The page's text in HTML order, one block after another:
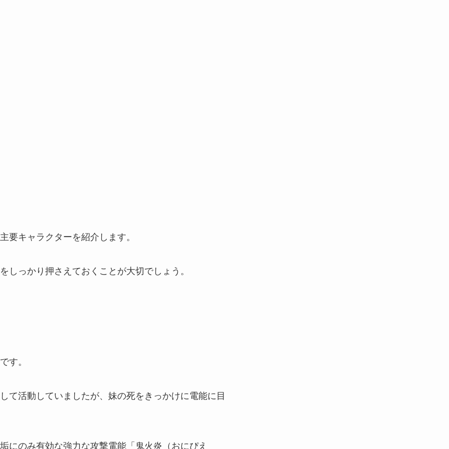
要キャラクターを紹介します。
っかり押さえておくことが大切でしょう。
す。
て活動していましたが、妹の死をきっかけに電能に目
にのみ有効な強力な攻撃電能「鬼火炎（おにぴえ